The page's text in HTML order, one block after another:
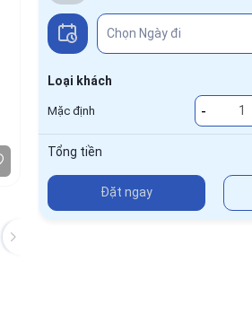
Loại khách
Mặc định -
Tổng tiền
Đặt ngay